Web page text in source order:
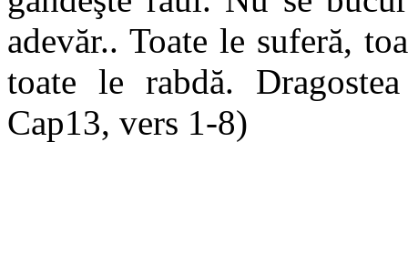
adevăr.. Toate le suferă,
toate le rabdă.
Cap13, vers 1-8)